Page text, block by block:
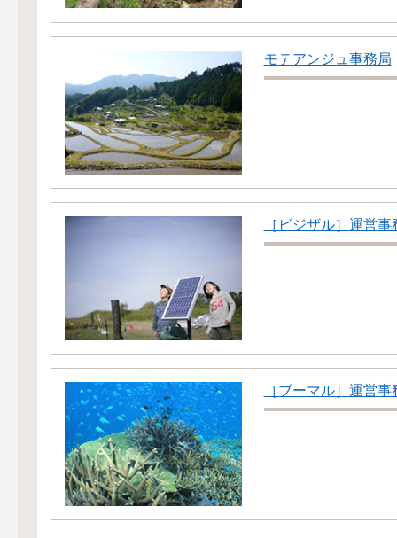
モテアンジュ事務局
［ビジザル］運営事
［ブーマル］運営事